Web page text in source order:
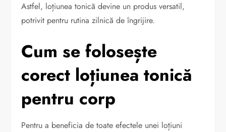
Astfel, loțiunea tonică devine un produs versatil,
potrivit pentru rutina zilnică de îngrijire.
Cum se folosește
corect loțiunea tonică
pentru corp
Pentru a beneficia de toate efectele unei loțiuni